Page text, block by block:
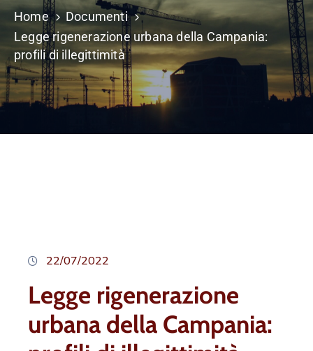
Home
Documenti
Legge rigenerazione urbana della Campania:
profili di illegittimità
22/07/2022
Legge rigenerazione
urbana della Campania: